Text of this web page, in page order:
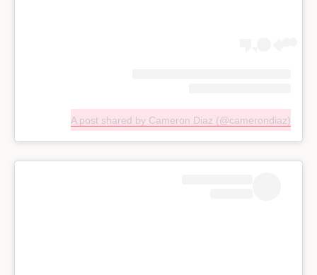
A post shared by Cameron Diaz (@camerondiaz)